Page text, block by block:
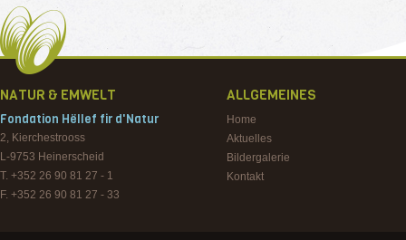
NATUR & EMWELT
Fondation Hëllef fir d'Natur
2, Kierchestrooss
L-9753 Heinerscheid
T. +352 26 90 81 27 - 1
F. +352 26 90 81 27 - 33
ALLGEMEINES
Home
Aktuelles
Bildergalerie
Kontakt